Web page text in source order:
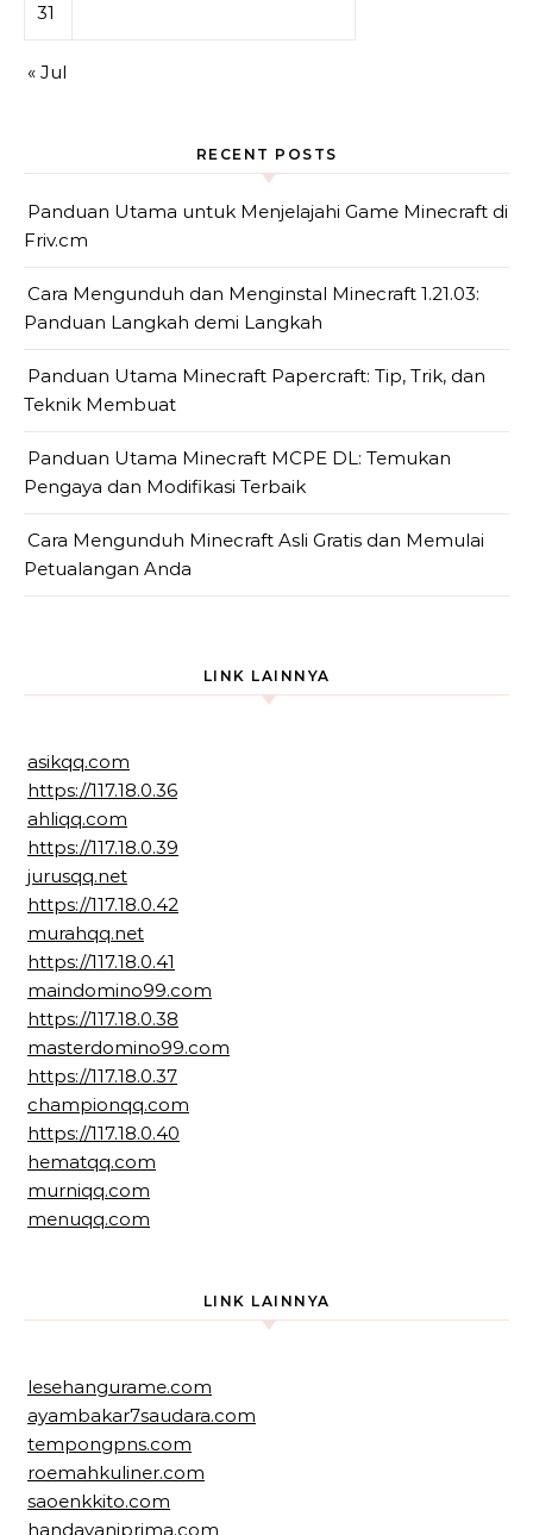
31
« Jul
RECENT POSTS
Panduan Utama untuk Menjelajahi Game Minecraft di
Friv.cm
Cara Mengunduh dan Menginstal Minecraft 1.21.03:
Panduan Langkah demi Langkah
Panduan Utama Minecraft Papercraft: Tip, Trik, dan
Teknik Membuat
Panduan Utama Minecraft MCPE DL: Temukan
Pengaya dan Modifikasi Terbaik
Cara Mengunduh Minecraft Asli Gratis dan Memulai
Petualangan Anda
LINK LAINNYA
asikqq.com
https://117.18.0.36
ahliqq.com
https://117.18.0.39
jurusqq.net
https://117.18.0.42
murahqq.net
https://117.18.0.41
maindomino99.com
https://117.18.0.38
masterdomino99.com
https://117.18.0.37
championqq.com
https://117.18.0.40
hematqq.com
murniqq.com
menuqq.com
LINK LAINNYA
lesehangurame.com
ayambakar7saudara.com
tempongpns.com
roemahkuliner.com
saoenkkito.com
handayaniprima.com